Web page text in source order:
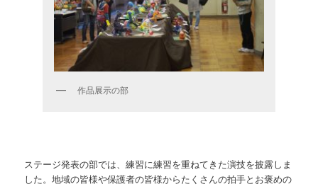
作品展示の部
ステージ発表の部では、練習に練習を重ねてきた演技を披露しま
した。地域の皆様や保護者の皆様からたくさんの拍手とお褒めの